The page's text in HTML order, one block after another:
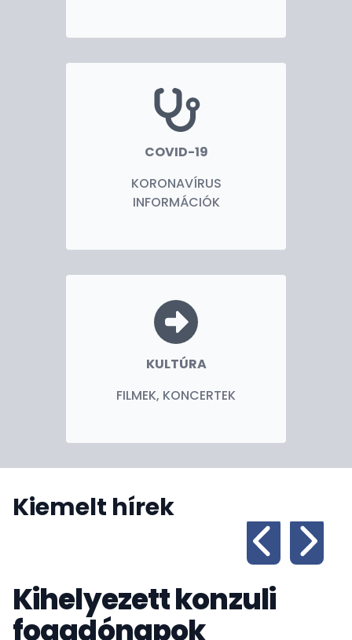
COVID-19
KORONAVÍRUS
INFORMÁCIÓK
KULTÚRA
FILMEK, KONCERTEK
Kiemelt hírek
Kihelyezett konzuli
fogadónapok